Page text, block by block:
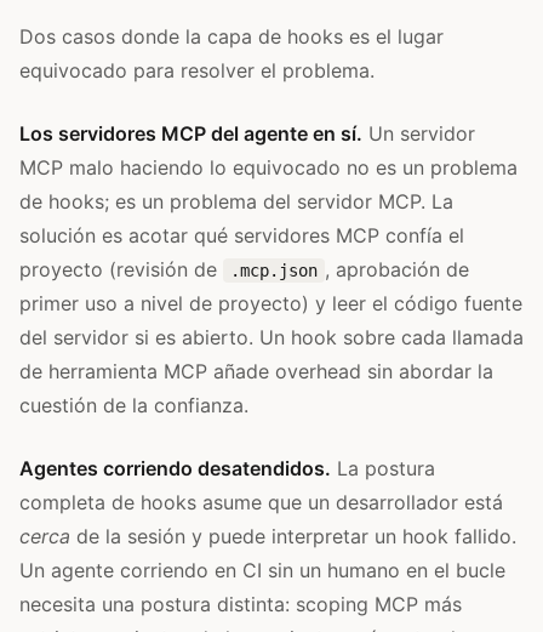
Dos casos donde la capa de hooks es el lugar
equivocado para resolver el problema.
Los servidores MCP del agente en sí. Un servidor
MCP malo haciendo lo equivocado no es un problema
de hooks; es un problema del servidor MCP. La
solución es acotar qué servidores MCP confía el
proyecto (revisión de
.mcp.json , aprobación de
primer uso a nivel de proyecto) y leer el código fuente
del servidor si es abierto. Un hook sobre cada llamada
de herramienta MCP añade overhead sin abordar la
cuestión de la confianza.
Agentes corriendo desatendidos. La postura
completa de hooks asume que un desarrollador está
cerca de la sesión y puede interpretar un hook fallido.
Un agente corriendo en CI sin un humano en el bucle
necesita una postura distinta: scoping MCP más